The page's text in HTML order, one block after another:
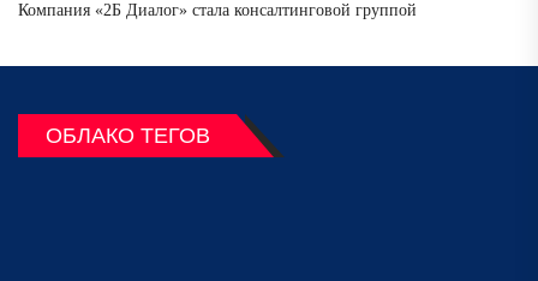
Компания «2Б Диалог» стала консалтинговой группой
ОБЛАКО ТЕГОВ